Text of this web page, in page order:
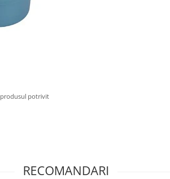
produsul potrivit
RECOMANDARI